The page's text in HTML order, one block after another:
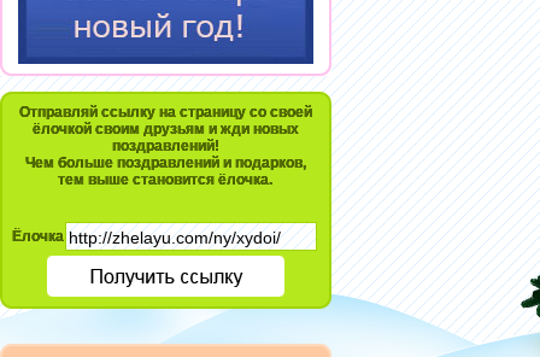
Отправляй ссылку на страницу со своей
ёлочкой своим друзьям и жди новых
поздравлений!
Чем больше поздравлений и подарков,
тем выше становится ёлочка.
Ёлочка